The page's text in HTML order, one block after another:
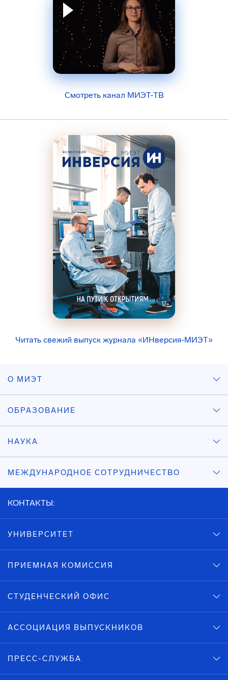
Смотреть канал МИЭТ-ТВ
Читать свежий выпуск журнала «ИНверсия-МИЭТ»
О МИЭТ
ОБРАЗОВАНИЕ
НАУКА
МЕЖДУНАРОДНОЕ СОТРУДНИЧЕСТВО
КОНТАКТЫ:
УНИВЕРСИТЕТ
ПРИЕМНАЯ КОМИССИЯ
СТУДЕНЧЕСКИЙ ОФИС
АССОЦИАЦИЯ ВЫПУСКНИКОВ
ПРЕСС-СЛУЖБА